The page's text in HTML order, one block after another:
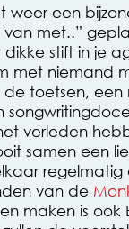
weer een
met..”
dikke stift in je
met niemand
toetsen, een
verleden
samen een
regelmatig
van de
maken is ook